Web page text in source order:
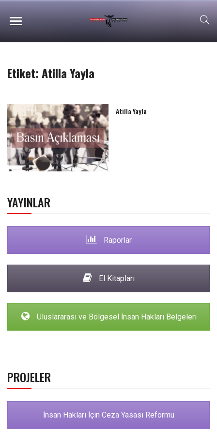
Etiket:Atilla Yayla
Atilla Yayla
YAYINLAR
Raporlar
El Kitapları
Uluslararası ve Bölgesel İnsan Hakları Belgeleri
PROJELER
İnsan Hakları İçin Ceza Yasası Reformu